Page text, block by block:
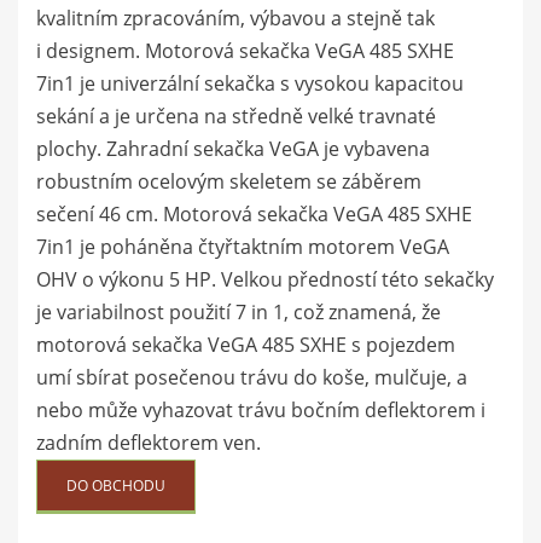
kvalitním zpracováním, výbavou a stejně tak
i designem. Motorová sekačka VeGA 485 SXHE
7in1 je univerzální sekačka s vysokou kapacitou
sekání a je určena na středně velké travnaté
plochy. Zahradní sekačka VeGA je vybavena
robustním ocelovým skeletem se záběrem
sečení 46 cm. Motorová sekačka VeGA 485 SXHE
7in1 je poháněna čtyřtaktním motorem VeGA
OHV o výkonu 5 HP. Velkou předností této sekačky
je variabilnost použití 7 in 1, což znamená, že
motorová sekačka VeGA 485 SXHE s pojezdem
umí sbírat posečenou trávu do koše, mulčuje, a
nebo může vyhazovat trávu bočním deflektorem i
zadním deflektorem ven.
DO OBCHODU